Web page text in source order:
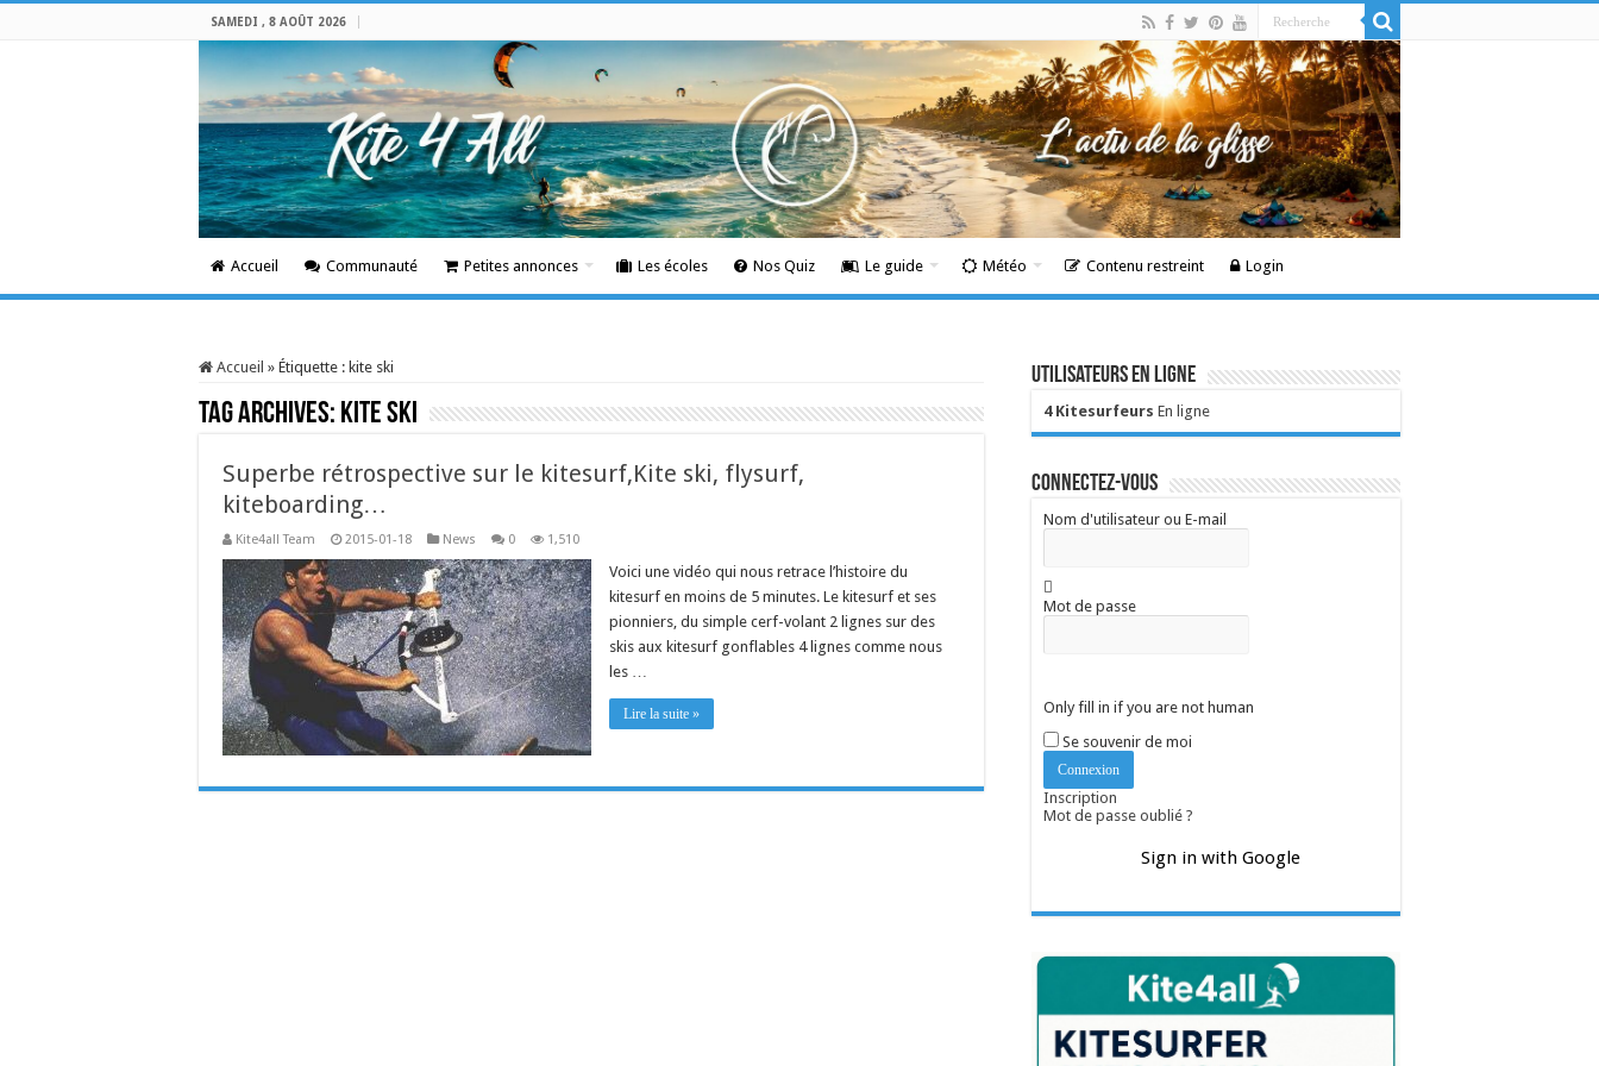
SAMEDI , 8 AOÛT 2026
Accueil Communauté Petites annonces Les écoles Nos Quiz Le guide Météo Contenu restreint Login
Accueil » Étiquette : kite ski
Tag Archives: kite ski
Superbe rétrospective sur le kitesurf,Kite ski, flysurf,
kiteboarding…
Kite4all Team 2015-01-18 News 0 1,510
Voici une vidéo qui nous retrace l’histoire du
kitesurf en moins de 5 minutes. Le kitesurf et ses
pionniers, du simple cerf-volant 2 lignes sur des
skis aux kitesurf gonflables 4 lignes comme nous
les …
Lire la suite »
Utilisateurs en ligne
4 Kitesurfeurs En ligne
Connectez-vous
Nom d'utilisateur ou E-mail
Mot de passe
Only fill in if you are not human
Se souvenir de moi
Inscription
Mot de passe oublié ?
Sign in with Google